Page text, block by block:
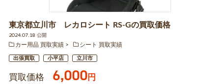
東京都立川市 レカロシート RS-Gの買取価格
2024.07.18 公開
カー用品 買取実績
シート 買取実績
出張買取 小平店 立川市
買取価格 6,000円